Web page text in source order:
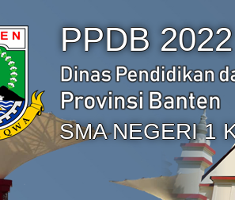
PPDB
SMA NEGERI 1